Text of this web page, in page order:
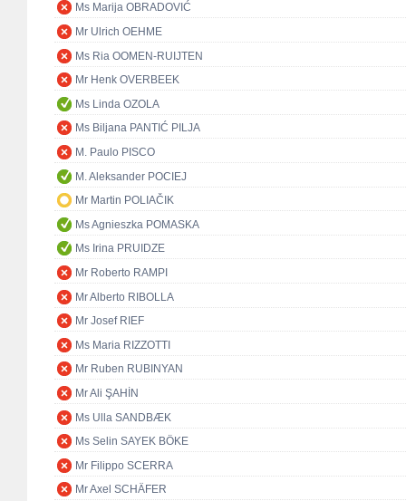
Ms Marija OBRADOVIĆ
Mr Ulrich OEHME
Ms Ria OOMEN-RUIJTEN
Mr Henk OVERBEEK
Ms Linda OZOLA
Ms Biljana PANTIĆ PILJA
M. Paulo PISCO
M. Aleksander POCIEJ
Mr Martin POLIAČIK
Ms Agnieszka POMASKA
Ms Irina PRUIDZE
Mr Roberto RAMPI
Mr Alberto RIBOLLA
Mr Josef RIEF
Ms Maria RIZZOTTI
Mr Ruben RUBINYAN
Mr Ali ŞAHİN
Ms Ulla SANDBÆK
Ms Selin SAYEK BÖKE
Mr Filippo SCERRA
Mr Axel SCHÄFER